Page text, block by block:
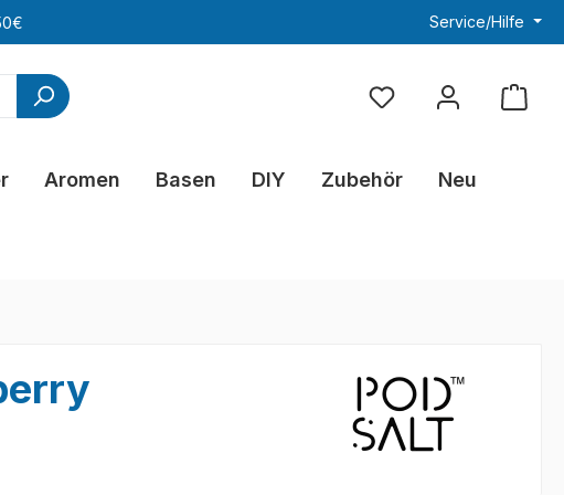
Service/Hilfe
Du hast 0 Produkte
Aromen Basen DIY Zubehör Neu